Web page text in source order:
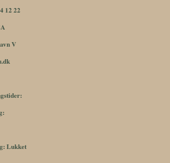
12 22
V
Lukket